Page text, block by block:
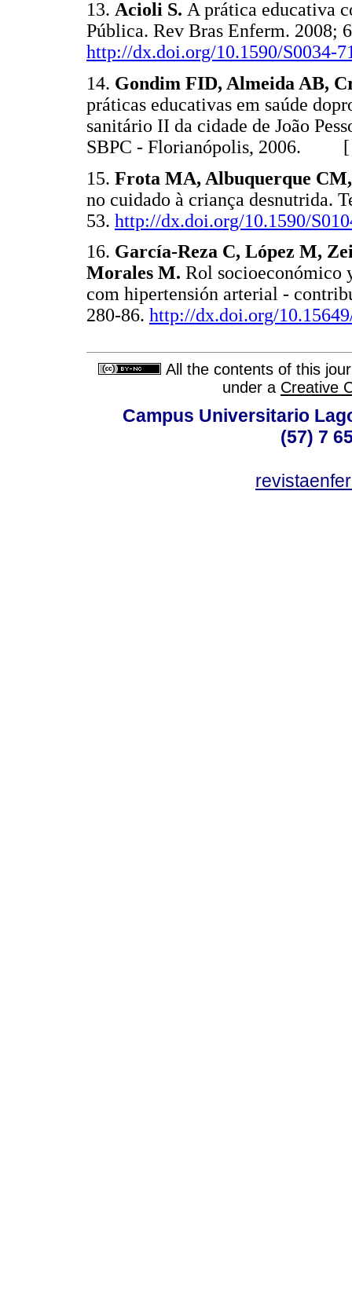
13. Acioli S. A prática educativa
Pública. Rev Bras Enferm. 2008;
http://dx.doi.org/10.1590/S0034-
14. Gondim FID, Almeida AB,
práticas educativas em saúde
sanitário II da cidade de João
SBPC - Florianópolis, 2006.
15. Frota MA, Albuquerque
no cuidado à criança desnutrida.
53. http://dx.doi.org/10.1590/
16. García-Reza C, López M,
Morales M. Rol socioeconómico
com hipertensión arterial -
280-86. http://dx.doi.org/
All the contents of this
under a Creative
Campus Universitario
(57) 7